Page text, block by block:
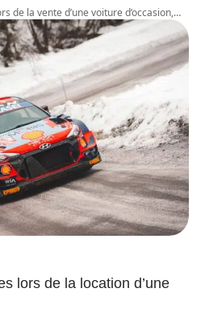
de la vente d’une voiture d’occasion,…
lors de la location d’une